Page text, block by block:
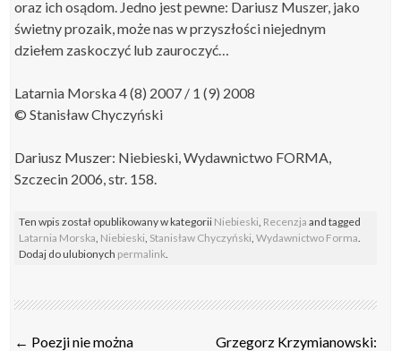
oraz ich osądom. Jedno jest pewne: Dariusz Muszer, jako
świetny prozaik, może nas w przyszłości niejednym
dziełem zaskoczyć lub zauroczyć…
Latarnia Morska 4 (8) 2007 / 1 (9) 2008
© Stanisław Chyczyński
Dariusz Muszer: Niebieski, Wydawnictwo FORMA,
Szczecin 2006, str. 158.
Ten wpis został opublikowany w kategorii Niebieski, Recenzja and tagged
Latarnia Morska, Niebieski, Stanisław Chyczyński,Wydawnictwo Forma.
Dodaj do ulubionych permalink.
Post
← Poezji nie można
Grzegorz Krzymianowski: